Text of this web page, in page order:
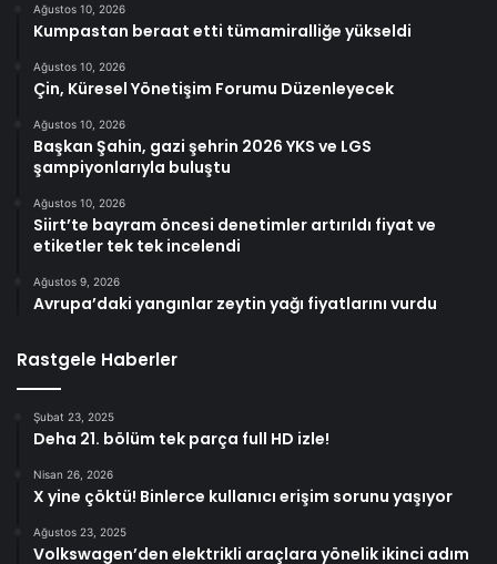
Ağustos 10, 2026
Kumpastan beraat etti tümamiralliğe yükseldi
Ağustos 10, 2026
Çin, Küresel Yönetişim Forumu Düzenleyecek
Ağustos 10, 2026
Başkan Şahin, gazi şehrin 2026 YKS ve LGS
şampiyonlarıyla buluştu
Ağustos 10, 2026
Siirt’te bayram öncesi denetimler artırıldı fiyat ve
etiketler tek tek incelendi
Ağustos 9, 2026
Avrupa’daki yangınlar zeytin yağı fiyatlarını vurdu
Rastgele Haberler
Şubat 23, 2025
Deha 21. bölüm tek parça full HD izle!
Nisan 26, 2026
X yine çöktü! Binlerce kullanıcı erişim sorunu yaşıyor
Ağustos 23, 2025
Volkswagen’den elektrikli araçlara yönelik ikinci adım